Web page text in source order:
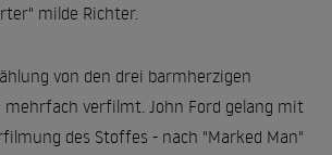
milde Richter.
von den drei barmherzigen
mehrfach verfilmt. John Ford gelang mit
des Stoffes - nach "Marked Man"